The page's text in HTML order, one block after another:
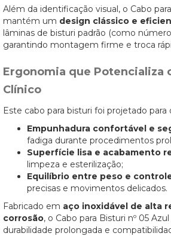
Além da identificação visual, o Cabo
mantém um design clássico e
lâminas de bisturi padrão (como números
garantindo montagem firme e troca
Ergonomia que Potencializa
Clínico
Este cabo para bisturi foi projetado para
Empunhadura confortável e
fadiga durante procedimentos
Superfície lisa e acabamento
limpeza e esterilização;
Equilíbrio entre peso e
precisas e movimentos delicados.
Fabricado em aço inoxidável de alta
corrosão, o Cabo para Bisturi nº 05
durabilidade prolongada e